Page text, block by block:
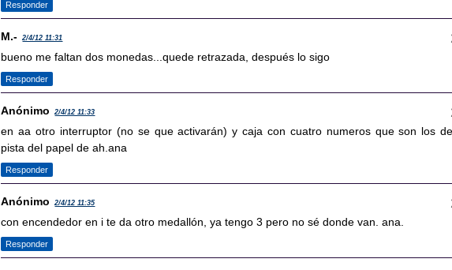
Responder
M.- 2/4/12 11:31
bueno me faltan dos monedas...quede retrazada, después lo sigo
Responder
Anónimo 2/4/12 11:33
en aa otro interruptor (no se que activarán) y caja con cuatro numeros que son los
pista del papel de ah.ana
Responder
Anónimo 2/4/12 11:35
con encendedor en i te da otro medallón, ya tengo 3 pero no sé donde van. ana.
Responder